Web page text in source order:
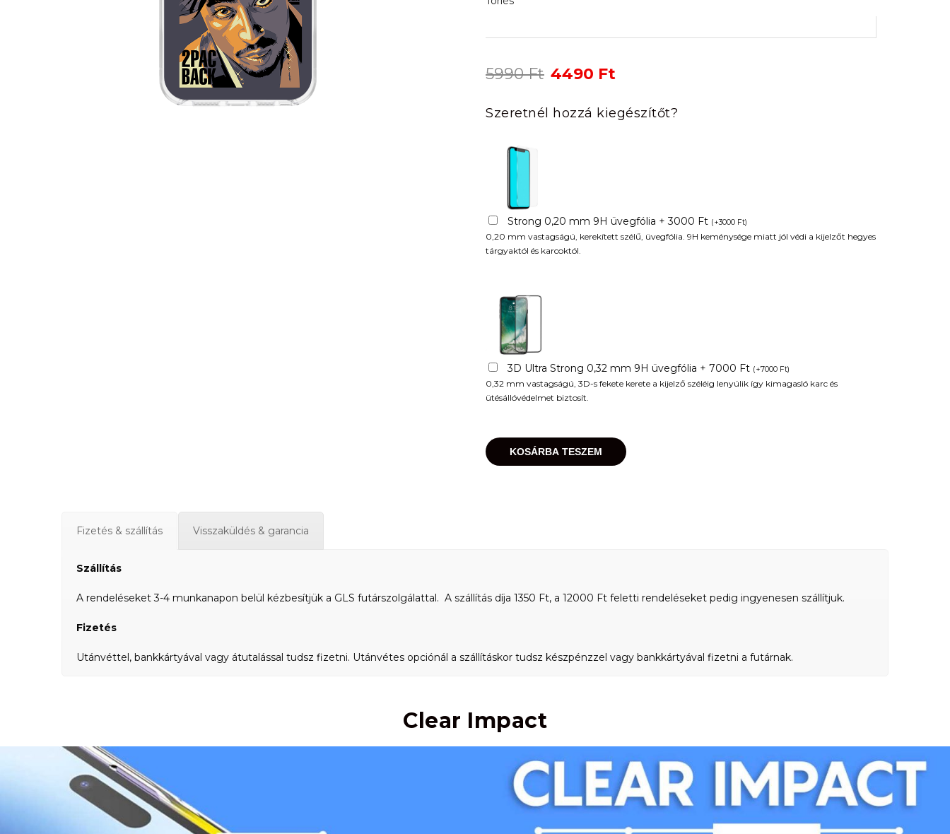
5990Ft Original
was:
5990 Ft.
4490 Ft
is:
4490 Ft.
Szeretnél hozzá kiegészítőt?
Strong 0,20 mm 9H üvegfólia + 3000 Ft (+3000 Ft)
0,20 mm vastagságú, kerekített szélű, üvegfólia. 9H keménysége miatt jól védi a kijelzőt hegyes
tárgyaktól és karcoktól.
3D Ultra Strong 0,32 mm 9H üvegfólia + 7000 Ft (+7000 Ft)
0,32 mm vastagságú, 3D-s fekete kerete a kijelző széléig lenyúlik így kimagasló karc és
ütésállóvédelmet biztosít.
KOSÁRBA TESZEM
Fizetés & szállítás Visszaküldés & garancia
Szállítás
A rendeléseket 3-4 munkanapon belül kézbesítjük a GLS futárszolgálattal. A szállítás díja 1350 Ft, a 12000 Ft feletti rendeléseket pedig ingyenesen szállítjuk.
Fizetés
Utánvéttel, bankkártyával vagy átutalással tudsz fizetni. Utánvétes opciónál a szállításkor tudsz készpénzzel vagy bankkártyával fizetni a futárnak.
Clear Impact